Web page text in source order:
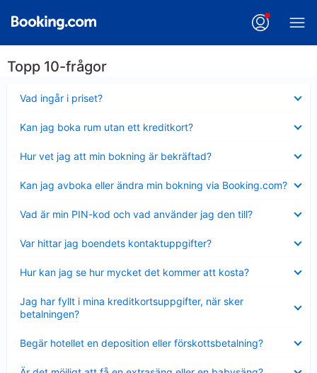
Topp 10-frågor
Vad ingår i priset?
mindre
Kan jag boka rum utan ett kreditkort?
mindre
Hur vet jag att min bokning är bekräftad?
mindre
Kan jag avboka eller ändra min bokning via Booking.com?
mindre
Vad är min PIN-kod och vad använder jag den till?
mindre
Var hittar jag boendets kontaktuppgifter?
mindre
Hur kan jag se hur mycket det kommer att kosta?
mindre
Jag har fyllt i mina kreditkortsuppgifter, när sker
betalningen?
mindre
Begär hotellet en deposition eller förskottsbetalning?
mindre